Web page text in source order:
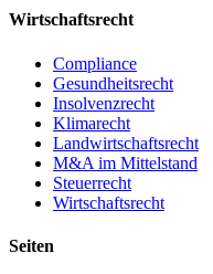
Wirtschaftsrecht
Compliance
Gesundheitsrecht
Insolvenzrecht
Klimarecht
Landwirtschaftsrecht
M&A im Mittelstand
Steuerrecht
Wirtschaftsrecht
Seiten